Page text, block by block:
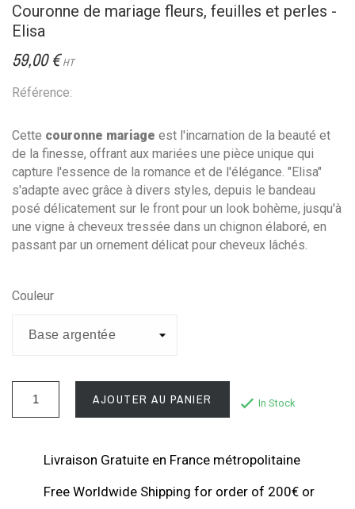
Couronne de mariage fleurs, feuilles et perles -
Elisa
59,00 € HT
Référence:
Cette couronne mariage est l'incarnation de la beauté et
de la finesse, offrant aux mariées une pièce unique qui
capture l'essence de la romance et de l'élégance. "Elisa"
s'adapte avec grâce à divers styles, depuis le bandeau
posé délicatement sur le front pour un look bohème, jusqu'à
une vigne à cheveux tressée dans un chignon élaboré, en
passant par un ornement délicat pour cheveux lâchés.
Couleur
AJOUTER AU PANIER In Stock
Livraison Gratuite en France métropolitaine
Free Worldwide Shipping for order of 200€ or